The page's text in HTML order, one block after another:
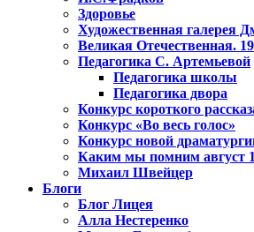
Здоровье
Художественная галерея
Великая Отечественная.
Педагогика С. Артемьевой
Педагогика школы
Педагогика двора
Конкурс короткого
Конкурс «Во весь голос»
Конкурс новой
Каким мы помним август
Михаил Швейцер
Блоги
Блог Лицея
Алла Нестеренко